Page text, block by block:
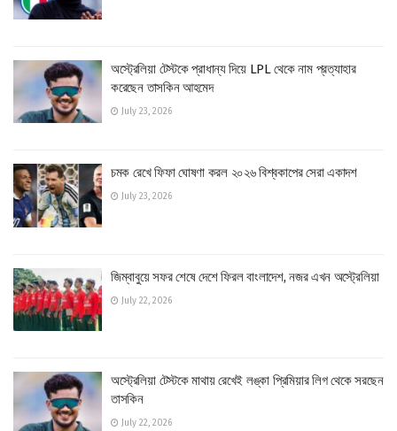
অস্ট্রেলিয়া টেস্টকে প্রাধান্য দিয়ে LPL থেকে নাম প্রত্যাহার
করেছেন তাসকিন আহমেদ
July 23, 2026
চমক রেখে ফিফা ঘোষণা করল ২০২৬ বিশ্বকাপের সেরা একাদশ
July 23, 2026
জিম্বাবুয়ে সফর শেষে দেশে ফিরল বাংলাদেশ, নজর এখন অস্ট্রেলিয়া
July 22, 2026
অস্ট্রেলিয়া টেস্টকে মাথায় রেখেই লঙ্কা প্রিমিয়ার লিগ থেকে সরছেন
তাসকিন
July 22, 2026